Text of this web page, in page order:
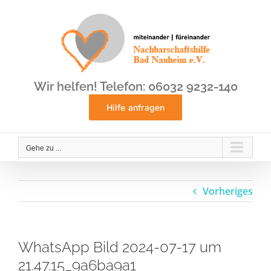
Wir helfen! Telefon: 06032 9232-140
Hilfe anfragen
Gehe zu ...
Vorheriges
WhatsApp Bild 2024-07-17 um
21.47.15_9a6ba9a1